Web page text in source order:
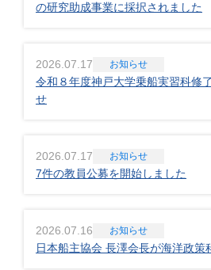
の研究助成事業に採択されました
2026.07.17 お知らせ
令和８年度神戸大学乗船実習科修
せ
2026.07.17 お知らせ
7件の教員公募を開始しました
2026.07.16 お知らせ
日本船主協会 長澤会長が海洋政策